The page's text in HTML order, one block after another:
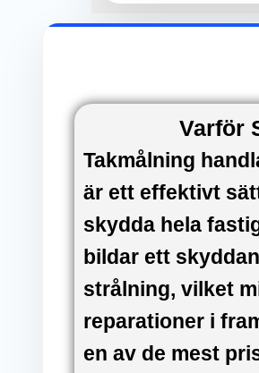
Varför
Takmålning
är ett effektivt
skydda hela
bildar ett
strålning, vilket
reparationer i
en av de mest